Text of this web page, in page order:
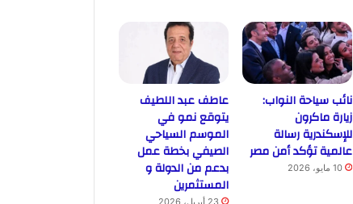
نائب سياحة النواب:
زيارة ماكرون
للإسكندرية رسالة
عالمية تؤكد أمن مصر
10 مايو، 2026
عاطف عبد اللطيف
يتوقع نمو في
الموسم السياحي
الصيفي بخطة عمل
بدعم من الدولة و
المستثمرين
23 أبريل، 2026